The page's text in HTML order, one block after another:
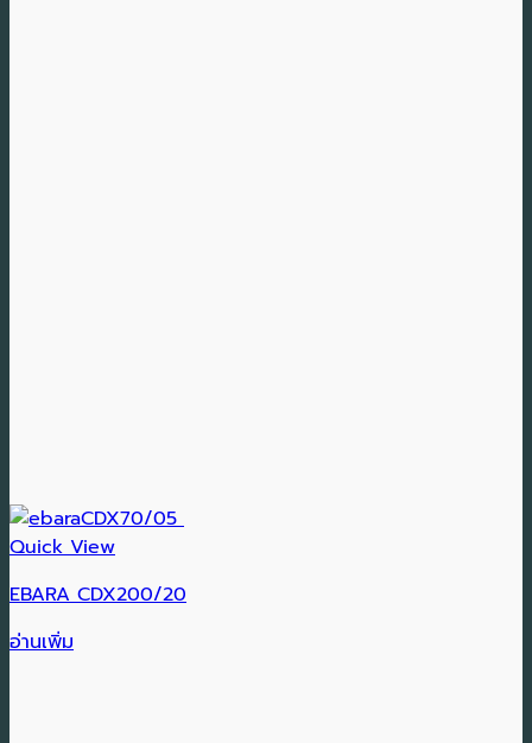
Quick View
EBARA CDX200/20
อ่านเพิ่ม